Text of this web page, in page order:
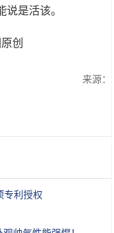
是活该。
创
来源：
专利授权